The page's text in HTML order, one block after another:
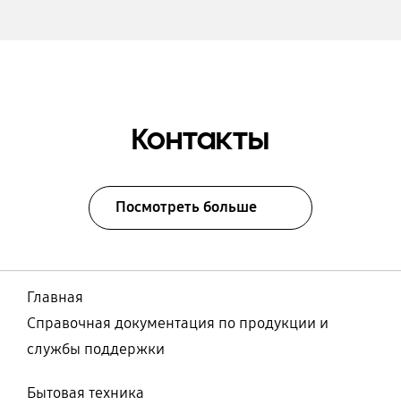
Контакты
Посмотреть больше
Главная
Справочная документация по продукции и
службы поддержки
Бытовая техника